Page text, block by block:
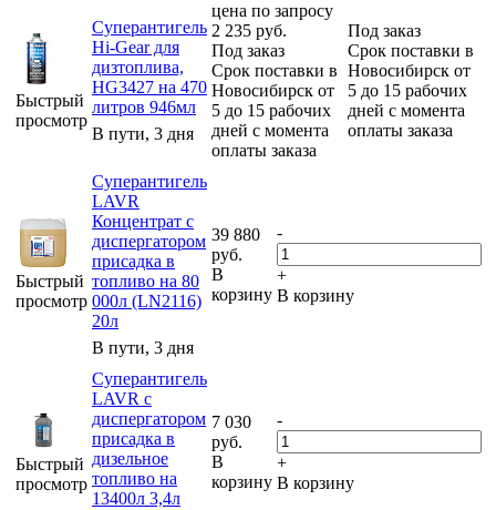
Быстрый
просмотр
Суперантигель
Hi-Gear для
дизтоплива,
HG3427 на 470
литров 946мл
В пути, 3 дня
цена по запросу
2 235 руб.
Под заказ
Срок поставки в
Новосибирск от
5 до 15 рабочих
дней с момента
оплаты заказа
Под заказ
Срок поставки в
Новосибирск от
5 до 15 рабочих
дней с момента
оплаты заказа
Быстрый
просмотр
Суперантигель
LAVR
Концентрат с
диспергатором
присадка в
топливо на 80
000л (LN2116)
20л
В пути, 3 дня
39 880
руб.
В
корзину
-
+
В корзину
Быстрый
просмотр
Суперантигель
LAVR с
диспергатором
присадка в
дизельное
топливо на
13400л 3,4л
7 030
руб.
В
корзину
-
+
В корзину